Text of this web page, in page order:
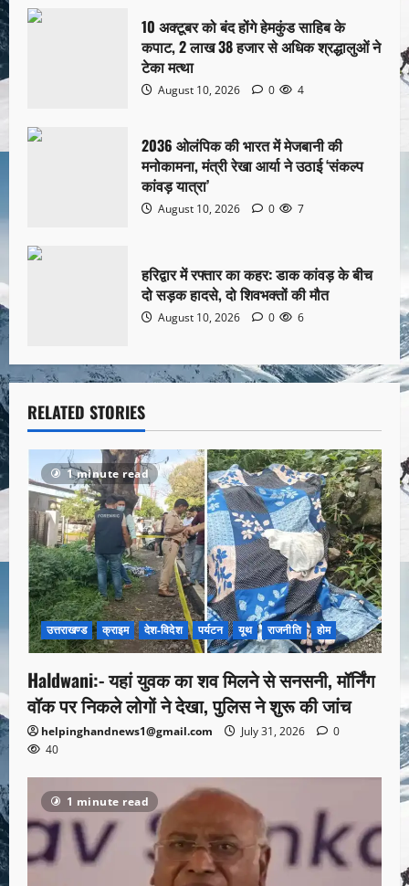
10 अक्टूबर को बंद होंगे हेमकुंड साहिब के
कपाट, 2 लाख 38 हजार से अधिक श्रद्धालुओं ने
टेका मत्था
August 10, 2026 0 4
2036 ओलंपिक की भारत में मेजबानी की
मनोकामना, मंत्री रेखा आर्या ने उठाई ‘संकल्प
कांवड़ यात्रा’
August 10, 2026 0 7
हरिद्वार में रफ्तार का कहर: डाक कांवड़ के बीच
दो सड़क हादसे, दो शिवभक्तों की मौत
August 10, 2026 0 6
RELATED STORIES
1 minute read
उत्तराखण्ड क्राइम देश-विदेश पर्यटन यूथ राजनीति होम
Haldwani:- यहां युवक का शव मिलने से सनसनी, मॉर्निंग
वॉक पर निकले लोगों ने देखा, पुलिस ने शुरू की जांच
helpinghandnews1@gmail.com July 31, 2026
0
40
1 minute read